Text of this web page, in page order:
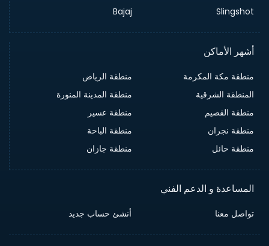
Slingshot
Bajaj
أشهر الأماكن
منطقة مكة المكرمة
منطقة الرياض
المنطقة الشرقية
منطقة المدينة المنورة
منطقة القصيم
منطقة عسير
منطقة نجران
منطقة الباحة
منطقة حائل
منطقة جازان
المساعدة و الدعم الفني
تواصل معنا أنشئ حساب جديد